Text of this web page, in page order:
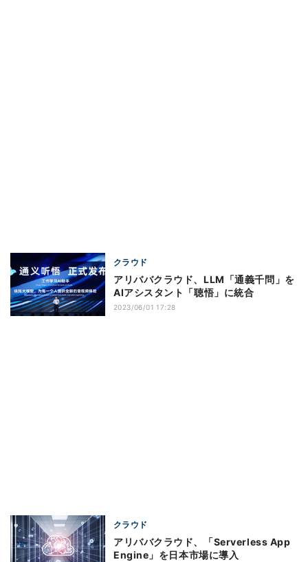
クラウド
アリババクラウド、LLM「通義千問」を
AIアシスタント「聴悟」に統合
2023/06/01 17:28
クラウド
アリババクラウド、「Serverless App
Engine」を日本市場に導入